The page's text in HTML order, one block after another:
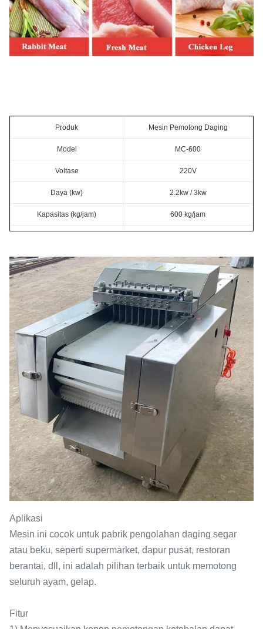
Produk Mesin Pemotong Daging
Model MC-600
Voltase 220V
Daya (kw) 2.2kw / 3kw
Kapasitas (kg/jam) 600 kg/jam
Berat (kg) 260 kg
Memotong ukuran kubus (mm)
Aplikasi
Mesin ini cocok untuk pabrik pengolahan daging segar
atau beku, seperti supermarket, dapur pusat, restoran
berantai, dll, ini adalah pilihan terbaik untuk memotong
seluruh ayam, gelap.
Fitur